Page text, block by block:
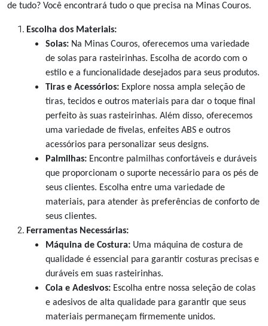
de tudo? Você encontrará tudo o que precisa na Minas Couros.
Escolha dos Materiais:
Solas: Na Minas Couros, oferecemos uma variedade
de solas para rasteirinhas. Escolha de acordo com o
estilo e a funcionalidade desejados para seus produtos.
Tiras e Acessórios: Explore nossa ampla seleção de
tiras, tecidos e outros materiais para dar o toque final
perfeito às suas rasteirinhas. Além disso, oferecemos
uma variedade de fivelas, enfeites ABS e outros
acessórios para personalizar seus designs.
Palmilhas: Encontre palmilhas confortáveis e duráveis
que proporcionam o suporte necessário para os pés de
seus clientes. Escolha entre uma variedade de
materiais, para atender às preferências de conforto de
seus clientes.
Ferramentas Necessárias:
Máquina de Costura: Uma máquina de costura de
qualidade é essencial para garantir costuras precisas e
duráveis em suas rasteirinhas.
Cola e Adesivos: Escolha entre nossa seleção de colas
e adesivos de alta qualidade para garantir que seus
materiais permaneçam firmemente unidos.